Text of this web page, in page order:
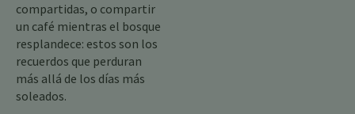
compartidas, o compartir
un café mientras el bosque
resplandece: estos son los
recuerdos que perduran
más allá de los días más
soleados.